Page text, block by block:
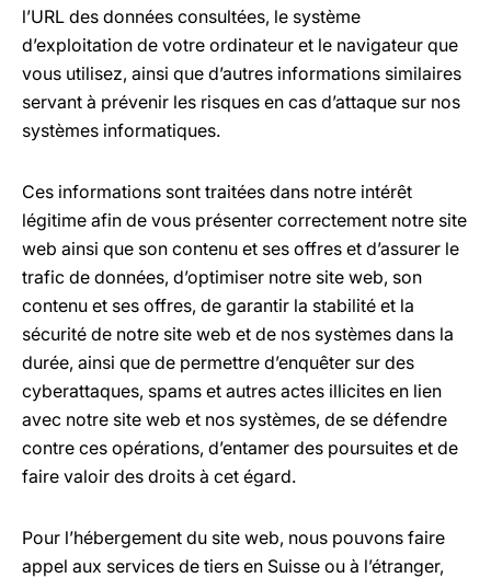
l’URL des données consultées, le système
d’exploitation de votre ordinateur et le navigateur que
vous utilisez, ainsi que d’autres informations similaires
servant à prévenir les risques en cas d’attaque sur nos
systèmes informatiques.
Ces informations sont traitées dans notre intérêt
légitime afin de vous présenter correctement notre site
web ainsi que son contenu et ses offres et d’assurer le
trafic de données, d’optimiser notre site web, son
contenu et ses offres, de garantir la stabilité et la
sécurité de notre site web et de nos systèmes dans la
durée, ainsi que de permettre d’enquêter sur des
cyberattaques, spams et autres actes illicites en lien
avec notre site web et nos systèmes, de se défendre
contre ces opérations, d’entamer des poursuites et de
faire valoir des droits à cet égard.
Pour l’hébergement du site web, nous pouvons faire
appel aux services de tiers en Suisse ou à l’étranger,